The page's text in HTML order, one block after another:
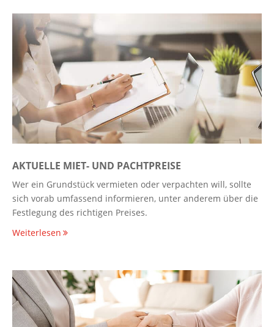
AKTUELLE MIET- UND PACHTPREISE
Wer ein Grundstück vermieten oder verpachten will, sollte
sich vorab umfassend informieren, unter anderem über die
Festlegung des richtigen Preises.
Weiterlesen